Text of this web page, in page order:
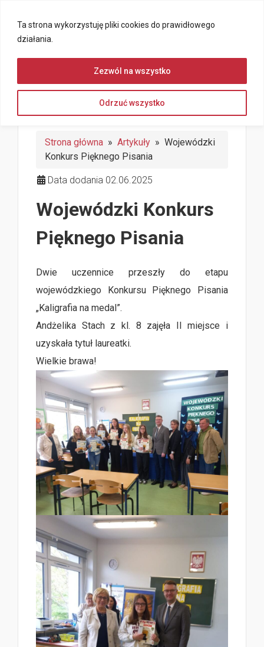
Ta strona wykorzystuję pliki cookies do prawidłowego
działania.
Odrzuć wszystko
Zezwól na wszystko
Strona główna » Artykuły » Wojewódzki
Konkurs Pięknego Pisania
Data dodania 02.06.2025
Wojewódzki Konkurs
Pięknego Pisania
Dwie uczennice przeszły do etapu
wojewódzkiego Konkursu Pięknego Pisania
„Kaligrafia na medal”.
Andżelika Stach z kl. 8 zajęła II miejsce i
uzyskała tytuł laureatki.
Wielkie brawa!